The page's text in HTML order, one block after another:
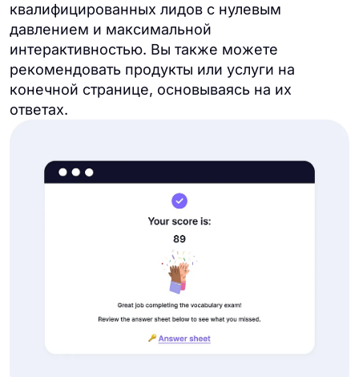
квалифицированных лидов с нулевым
давлением и максимальной
интерактивностью. Вы также можете
рекомендовать продукты или услуги на
конечной странице, основываясь на их
ответах.